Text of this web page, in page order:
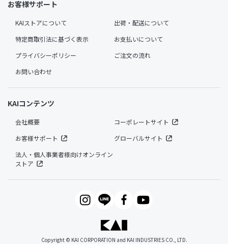
お客様サポート
KAIストアについて
出荷・配送について
特定商取引法に基づく表示
お支払いについて
プライバシーポリシー
ご注文の流れ
お問い合わせ
KAIコンテンツ
会社概要
コーポレートサイト
お客様サポート
グローバルサイト
法人・個人事業者様向けオンライン
ストア
Copyright © KAI CORPORATION and KAI INDUSTRIES CO., LTD.